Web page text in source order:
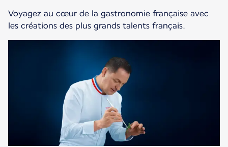
Voyagez au cœur de la gastronomie française avec
les créations des plus grands talents français.